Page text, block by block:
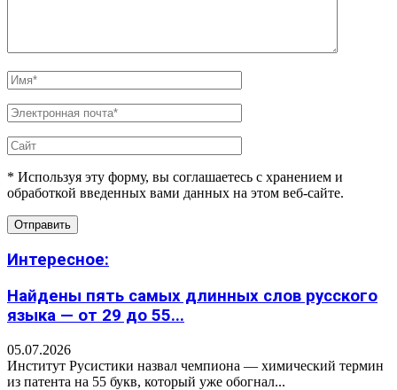
* Используя эту форму, вы соглашаетесь с хранением и
обработкой введенных вами данных на этом веб-сайте.
Интересное:
Найдены пять самых длинных слов русского
языка — от 29 до 55...
05.07.2026
Институт Русистики назвал чемпиона — химический термин
из патента на 55 букв, который уже обогнал...